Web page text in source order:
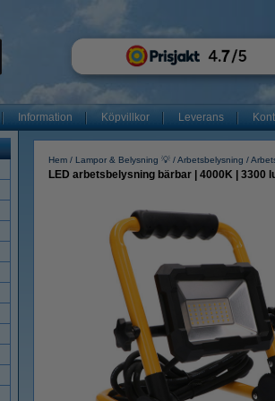
Information Köpvillkor Leverans
Hem Lampor & Belysning 💡 Arbetsbelysning
LED arbetsbelysning bärbar | 4000K | 3300